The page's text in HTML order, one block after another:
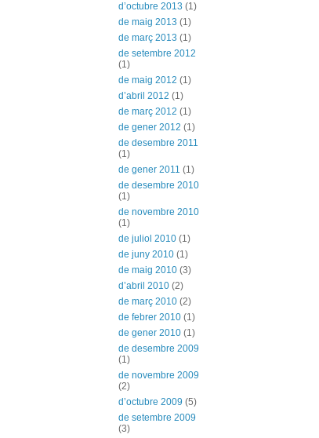
d’octubre 2013 (1)
de maig 2013 (1)
de març 2013 (1)
de setembre 2012
(1)
de maig 2012 (1)
d’abril 2012 (1)
de març 2012 (1)
de gener 2012 (1)
de desembre 2011
(1)
de gener 2011 (1)
de desembre 2010
(1)
de novembre 2010
(1)
de juliol 2010 (1)
de juny 2010 (1)
de maig 2010 (3)
d’abril 2010 (2)
de març 2010 (2)
de febrer 2010 (1)
de gener 2010 (1)
de desembre 2009
(1)
de novembre 2009
(2)
d’octubre 2009 (5)
de setembre 2009
(3)